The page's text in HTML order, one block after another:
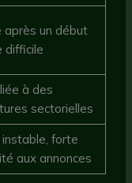
après un début
difficile
à des
sectorielles
instable, forte
aux annonces